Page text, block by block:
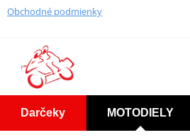
Obchodné podmienky
Darčeky MOTODIELY